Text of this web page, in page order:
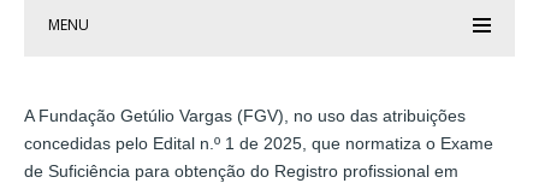
MENU
A Fundação Getúlio Vargas (FGV), no uso das atribuições
concedidas pelo Edital n.º 1 de 2025, que normatiza o Exame
de Suficiência para obtenção do Registro profissional em